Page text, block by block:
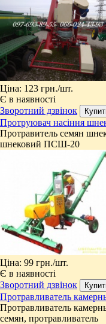
Ціна: 123 грн./шт.
Є в наявності
Зворотний дзвінок
Протруювач насіння
​Протравитель семян
шнековий ПСШ-20
Ціна: 99 грн./шт.
Є в наявності
Зворотний дзвінок
Протравливатель
Протравливатель
семян, протравливатель